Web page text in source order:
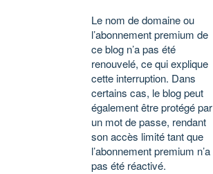
Le nom de domaine ou
l’abonnement premium de
ce blog n’a pas été
renouvelé, ce qui explique
cette interruption. Dans
certains cas, le blog peut
également être protégé par
un mot de passe, rendant
son accès limité tant que
l’abonnement premium n’a
pas été réactivé.